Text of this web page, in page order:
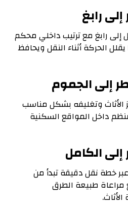
رابغ
إلى رابغ مع ترتيب داخلي محكم
الحركة أثناء النقل ويحافظ
إلى الجموم
الأثاث وتغليفه بشكل مناسب
داخل المواقع السكنية
الكامل
خطة نقل دقيقة تبدأ من
مراعاة طبيعة الطرق